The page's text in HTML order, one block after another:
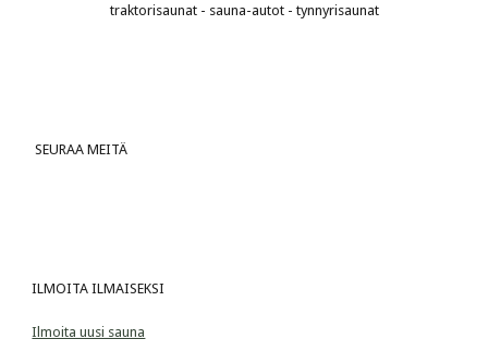
traktorisaunat - sauna-autot - tynnyrisaunat
SEURAA MEITÄ
ILMOITA ILMAISEKSI
Ilmoita uusi sauna